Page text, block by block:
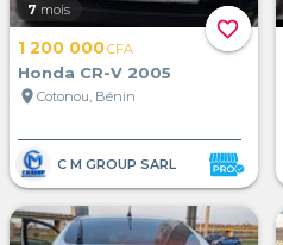
favorite_border
7 mois
1 200 000CFA
Honda CR-V 2005
location_on Cotonou, Bénin
C M GROUP SARL